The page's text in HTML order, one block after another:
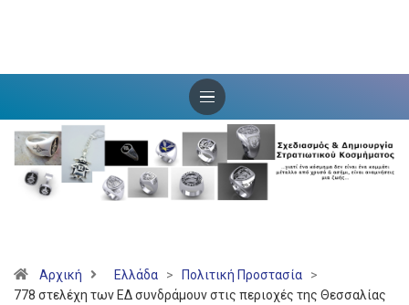
Αρχική Ελλάδα > Πολιτική Προστασία
>
778 στελέχη των ΕΔ συνδράμουν στις περιοχές της Θεσσαλίας